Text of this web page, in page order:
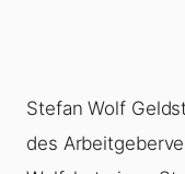
Stefan Wolf
des